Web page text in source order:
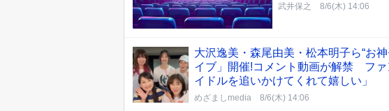
武井保之 8/6(木) 14:06
大沢逸美・森尾由美・松本明子ら“お
イブ」開催!コメント動画が解禁 フ
イドルを追いかけてくれて嬉しい」
めざましmedia 8/6(木) 14:06